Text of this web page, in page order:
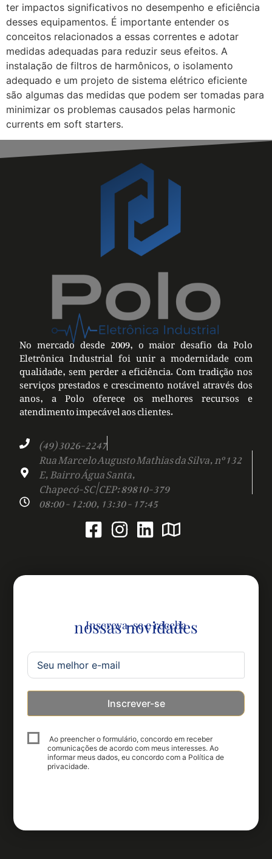
ter impactos significativos no desempenho e eficiência
desses equipamentos. É importante entender os
conceitos relacionados a essas correntes e adotar
medidas adequadas para reduzir seus efeitos. A
instalação de filtros de harmônicos, o isolamento
adequado e um projeto de sistema elétrico eficiente
são algumas das medidas que podem ser tomadas para
minimizar os problemas causados pelas harmonic
currents em soft starters.
No mercado desde 2009, o maior desafio da Polo
Eletrônica Industrial foi unir a modernidade com
qualidade, sem perder a eficiência. Com tradição nos
serviços prestados e crescimento notável através dos
anos, a Polo oferece os melhores recursos e
atendimento impecável aos clientes.
(49) 3026-2247
Rua Marcelo Augusto Mathias da Silva, nº 132
E, Bairro Água Santa,
Chapecó-SC | CEP: 89810-379
08:00 - 12:00, 13:30 - 17:45
Inscreva-se e receba
nossas novidades
Inscrever-se
Ao preencher o formulário, concordo em receber
comunicações de acordo com meus interesses. Ao
informar meus dados, eu concordo com a Política de
privacidade.